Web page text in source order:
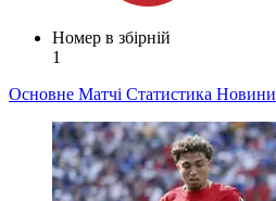
Номер в збірній
1
Основне Матчі Статистика Новини